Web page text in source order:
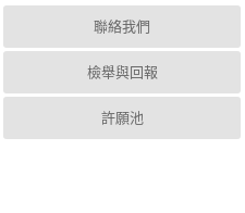
聯絡我們
檢舉與回報
許願池